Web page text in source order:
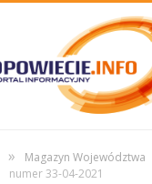
»
Magazyn Województwa
numer 33-04-2021